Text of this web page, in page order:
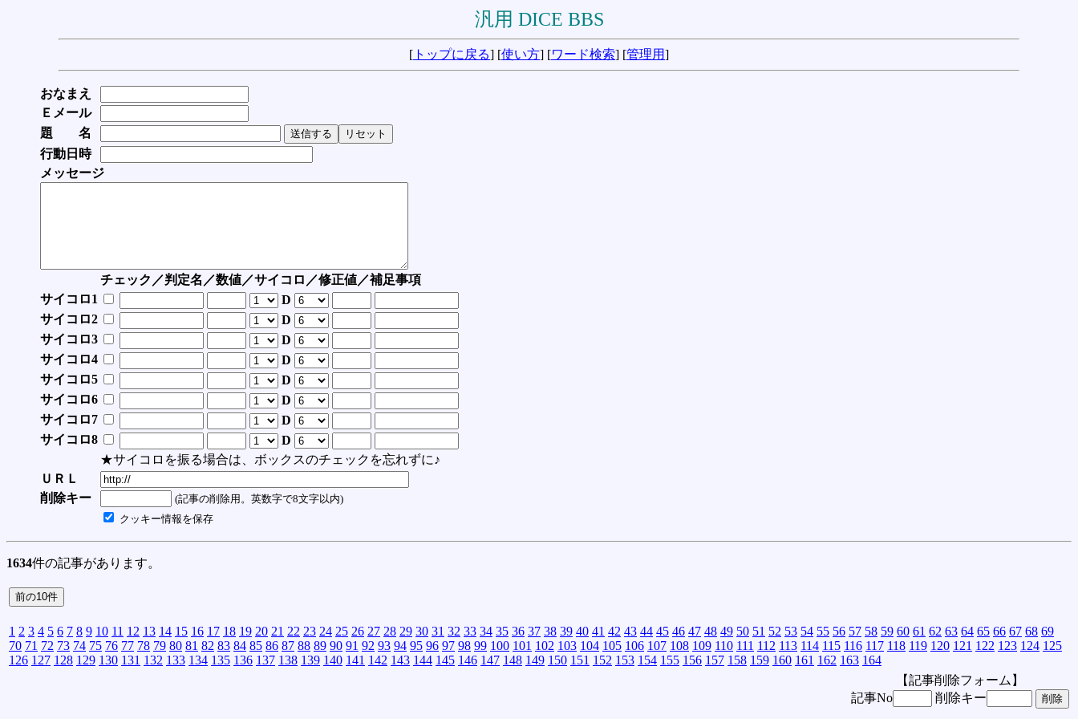
汎用 DICE BBS
[ トップに戻る] [使い方] [ワード検索] [管理用]
おなまえ
Ｅメール
題 名
行動日時
メッセージ
チェック／判定名／数値／サイコロ／修正値／補足事項
サイコロ1
D
サイコロ2
D
サイコロ3
D
サイコロ4
D
サイコロ5
D
サイコロ6
D
サイコロ7
D
サイコロ8
D
★サイコロを振る場合は、ボックスのチェックを忘れずに♪
ＵＲＬ
削除キー
(記事の削除用。英数字で8文字以内)
クッキー情報を保存
1634件の記事があります。
1 2 3 4 5 6 7 8 9 10 11 12 13 14 15 16 17 18 19 20 21 22 23 24 25 26 27 28 29 30 31 32 33 34 35 36 37 38 39 40 41 42 43 44 45 46 47 48 49 50 51 52 53 54 55 56 57 58 59 60 61 62 63 64 65 66 67 68 69
70 71 72 73 74 75 76 77 78 79 80 81 82 83 84 85 86 87 88 89 90 91 92 93 94 95 96 97 98 99 100 101 102 103 104 105 106 107 108 109 110 111 112 113 114 115 116 117 118 119 120 121 122 123 124 125
126 127 128 129 130 131 132 133 134 135 136 137 138 139 140 141 142 143 144 145 146 147 148 149 150 151 152 153 154 155 156 157 158 159 160 161 162 163 164
【記事削除フォーム】
記事No
削除キー